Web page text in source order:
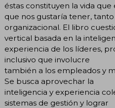
éstas constituyen la vida
que nos gustaría tener,
organizacional. El libro
vertical basada en la
experiencia de los líderes,
inclusivo que involucre
también a los empleados y
Se busca aprovechar la
inteligencia y experiencia
sistemas de gestión y lograr